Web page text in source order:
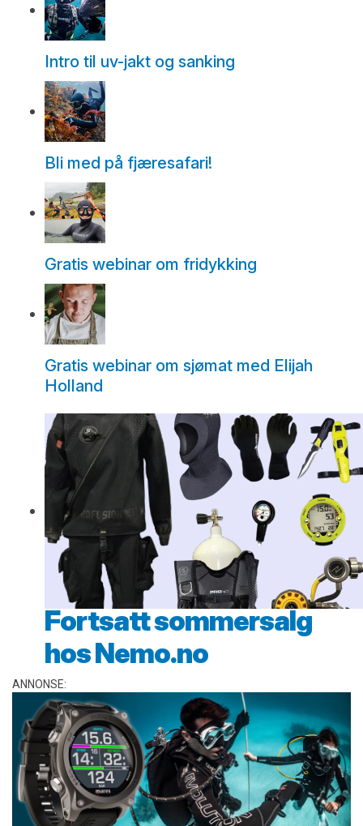
Intro til uv-jakt og sanking
Bli med på fjæresafari!
Gratis webinar om fridykking
Gratis webinar om sjømat med Elijah
Holland
Fortsatt sommersalg
hos Nemo.no
ANNONSE: